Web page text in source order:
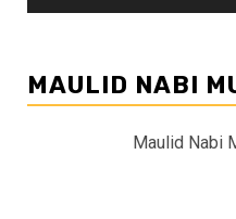
MAULID NABI
Maulid Nabi